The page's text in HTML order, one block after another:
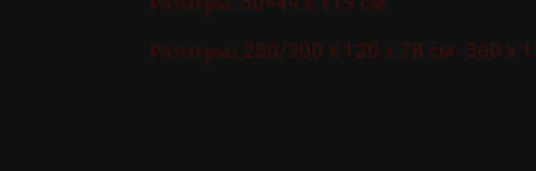
Размеры: 250/300 x 120 x 78 см- 300 х